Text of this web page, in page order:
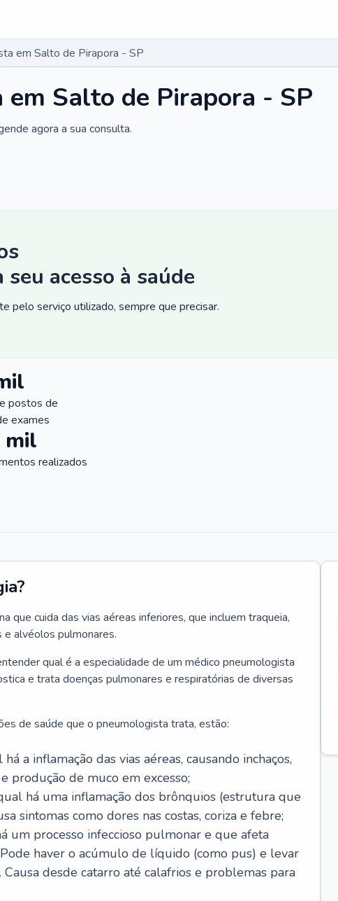
em Salto de Pirapora - SP
Salto de Pirapora - SP
agora a sua consulta.
acesso à saúde
pelo serviço utilizado, sempre que precisar.
postos de
exames
mil
realizados
que cuida das vias aéreas inferiores, que incluem traqueia,
alvéolos pulmonares.
qual é a especialidade de um médico pneumologista
e trata doenças pulmonares e respiratórias de diversas
de saúde que o pneumologista trata, estão:
a inflamação das vias aéreas, causando inchaços,
produção de muco em excesso;
há uma inflamação dos brônquios (estrutura que
sintomas como dores nas costas, coriza e febre;
um processo infeccioso pulmonar e que afeta
haver o acúmulo de líquido (como pus) e levar
Causa desde catarro até calafrios e problemas para